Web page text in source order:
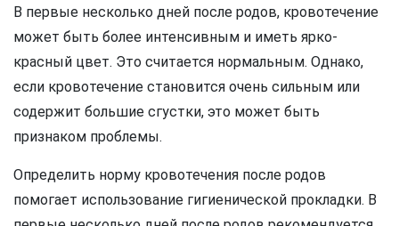
В первые несколько дней после родов, кровотечение
может быть более интенсивным и иметь ярко-
красный цвет. Это считается нормальным. Однако,
если кровотечение становится очень сильным или
содержит большие сгустки, это может быть
признаком проблемы.
Определить норму кровотечения после родов
помогает использование гигиенической прокладки. В